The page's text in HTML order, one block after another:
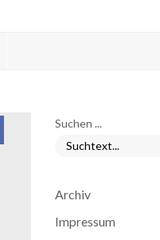
Suchen ...
Archiv
Impressum